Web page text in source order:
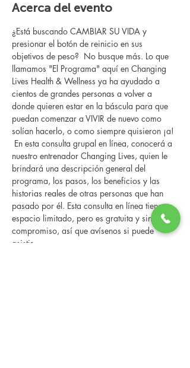
Acerca del evento
¿Está buscando CAMBIAR SU VIDA y
presionar el botón de reinicio en sus
objetivos de peso?  No busque más. Lo que
llamamos "El Programa" aquí en Changing
Lives Health & Wellness ya ha ayudado a
cientos de grandes personas a volver a
donde quieren estar en la báscula para que
puedan comenzar a VIVIR de nuevo como
solían hacerlo, o como siempre quisieron ¡a!
En esta consulta grupal en línea, conocerá a
nuestro entrenador Changing Lives, quien le
brindará una descripción general del
programa, los pasos, los beneficios y las
historias reales de otras personas que han
pasado por él. Esta consulta en línea tiene un
espacio limitado, pero es gratuita y sin
compromiso, así que avísenos si puede
asistir.